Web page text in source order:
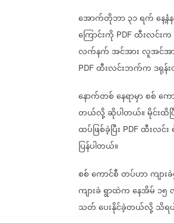
အောက်တိုဘာ၃၁ရက်နေ့
ကြောင်းကို PDF ထီးလင်းက
လက်နက်အင်အားလူအင်အ
PDF ထီးလင်းဘက်ကဒရုန်
နောက်တစ်နေရာမှာစစ်ကေ
တယ်လို့ဆိုပါတယ်။မိုင်းထိပ
ထပ်ဖြစ်ခဲ့ပြီး PDF ထီးလင်း
ပြန်ပါတယ်။
စစ်ကောင်စီတပ်ဟာကျား
ကျားခဲရွာထဲကနေအိမ် ၁၅
သတ်ပေးနိုင်ခဲ့တယ်လို့သိရ